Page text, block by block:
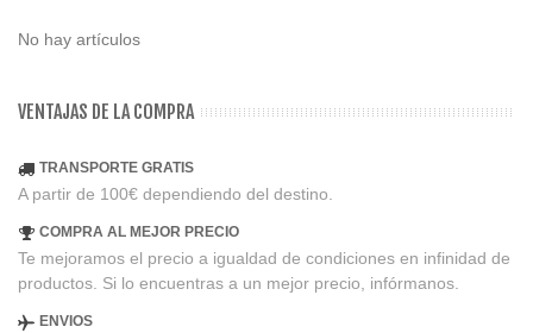
No hay artículos
VENTAJAS DE LA COMPRA
TRANSPORTE GRATIS
A partir de 100€ dependiendo del destino.
COMPRA AL MEJOR PRECIO
Te mejoramos el precio a igualdad de condiciones en infinidad de
productos. Si lo encuentras a un mejor precio, infórmanos.
ENVIOS